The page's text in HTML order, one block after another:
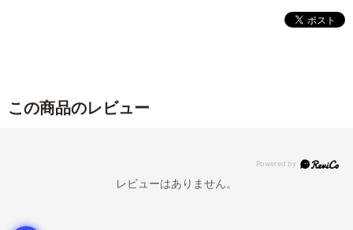
この商品のレビュー
レビューはありません。